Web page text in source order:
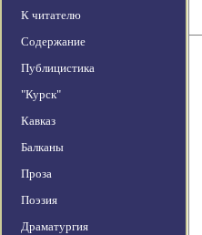
К читателю
Содержание
Публицистика
"Курск"
Кавказ
Балканы
Проза
Поэзия
Драматургия